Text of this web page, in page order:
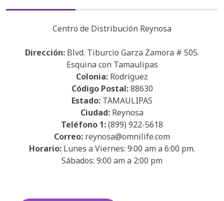
Centro de Distribución Reynosa
Dirección: Blvd. Tiburcio Garza Zamora # 505.
Esquina con Tamaulipas
Colonia: Rodríguez
Código Postal:88630
Estado: TAMAULIPAS
Ciudad: Reynosa
Teléfono 1:(899) 922-5618
Correo: reynosa@omnilife.com
Horario: Lunes a Viernes: 9:00 am a 6:00 pm.
Sábados: 9:00 am a 2:00 pm